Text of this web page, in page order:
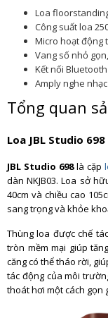
Loa
Công suất loa
Micro hoạt động
Vang số nhỏ
Kết nối
Amply nghe
Tổng quan
Loa JBL Studio 698
JBL Studio 698là cặp
dàn NKJB03. Loa sở
40cm và chiều cao
sang trọng và khỏe
Thùng loa được chế
tròn mềm mại giúp
căng có thể tháo rời,
tác động của môi
thoát hơi một cách gọn